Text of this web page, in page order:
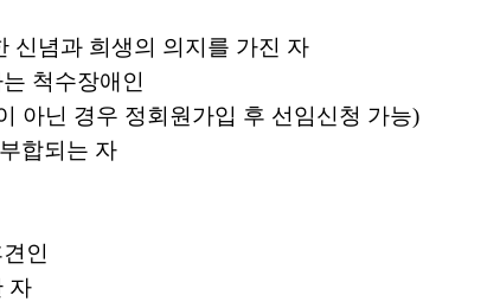
신념과 희생의 의지를 가진 자
척수장애인
아닌 경우 정회원가입 후 선임신청 가능)
합되는 자
인
자